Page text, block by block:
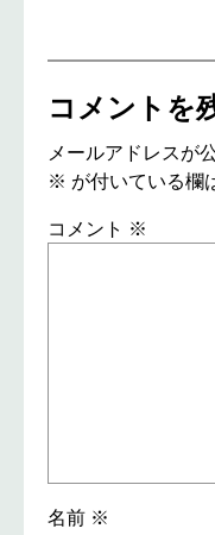
コメントを
メールアドレスが
※ が付いている欄
コメント ※
名前 ※